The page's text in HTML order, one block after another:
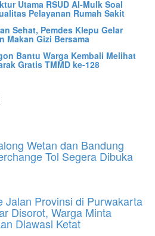
Utama RSUD Al-Mulk Soal
Pelayanan Rumah Sakit
Sehat, Pemdes Klepu Gelar
Makan Gizi Bersama
Bantu Warga Kembali Melihat
Gratis TMMD ke-128
Wetan dan Bandung
Tol Segera Dibuka
Jalan Provinsi di Purwakarta
Disorot, Warga Minta
Diawasi Ketat